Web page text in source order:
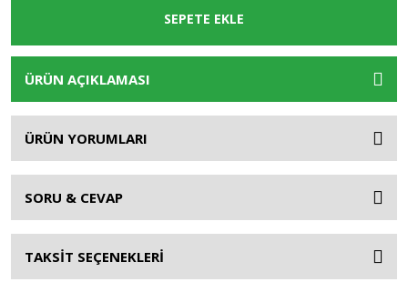
SEPETE EKLE
ÜRÜN AÇIKLAMASI
ÜRÜN YORUMLARI
SORU & CEVAP
TAKSİT SEÇENEKLERİ